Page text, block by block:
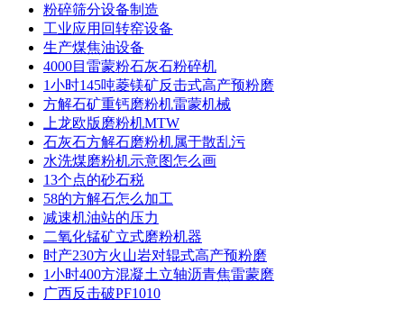
粉碎筛分设备制造
工业应用回转窑设备
生产煤焦油设备
4000目雷蒙粉石灰石粉碎机
1小时145吨菱镁矿反击式高产预粉磨
方解石矿重钙磨粉机雷蒙机械
上龙欧版磨粉机MTW
石灰石方解石磨粉机属于散乱污
水洗煤磨粉机示意图怎么画
13个点的砂石税
58的方解石怎么加工
减速机油站的压力
二氧化锰矿立式磨粉机器
时产230方火山岩对辊式高产预粉磨
1小时400方混凝土立轴沥青焦雷蒙磨
广西反击破PF1010